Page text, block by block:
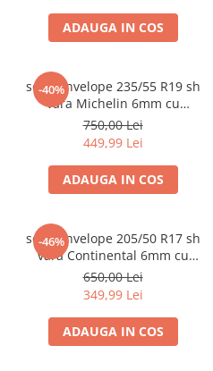
ADAUGA IN COS
-40%
set 2 anvelope 235/55 R19 sh
vara Michelin 6mm cu
garantie
750,00 Lei
449,99 Lei
ADAUGA IN COS
-46%
set 2 anvelope 205/50 R17 sh
vara Continental 6mm cu
garantie
650,00 Lei
349,99 Lei
ADAUGA IN COS